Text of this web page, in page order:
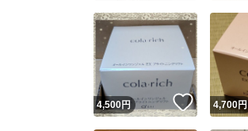
4,500円 いいね！
4,700円